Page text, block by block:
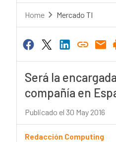
Home Mercado TI
Será la
compañía en
Publicado el 30 May 2016
Redacción Computing